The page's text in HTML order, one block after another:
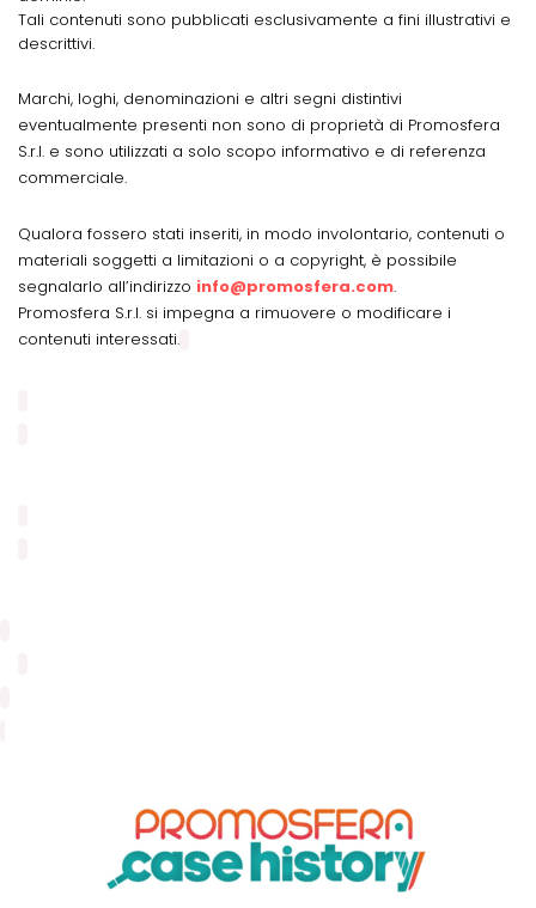
Tali contenuti sono pubblicati esclusivamente a fini illustrativi e
descrittivi.
Marchi, loghi, denominazioni e altri segni distintivi
eventualmente presenti non sono di proprietà di Promosfera
S.r.l. e sono utilizzati a solo scopo informativo e di referenza
commerciale.
Qualora fossero stati inseriti, in modo involontario, contenuti o
materiali soggetti a limitazioni o a copyright, è possibile
segnalarlo all’indirizzo info@promosfera.com.
Promosfera S.r.l. si impegna a rimuovere o modificare i
contenuti interessati.